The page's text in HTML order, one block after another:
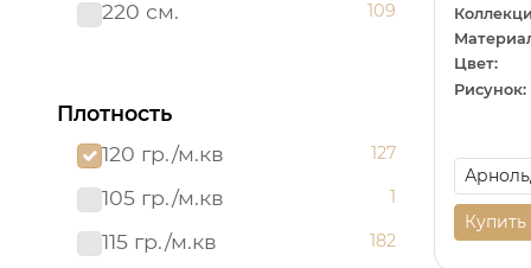
220 см. 109
Плотность
120 гр./м.кв
127
105 гр./м.кв 1
115 гр./м.кв 182
Цвет:
Рисунок:
Купить